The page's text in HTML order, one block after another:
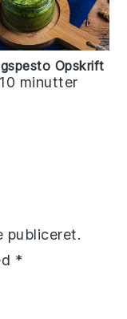
Opskrift
10 minutter
publiceret.
*